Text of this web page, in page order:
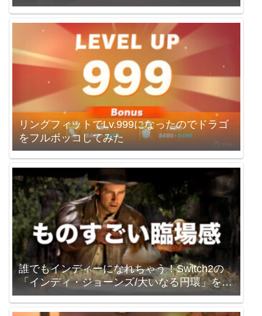
リングフィットでLv.999になったのでドラゴ
をフルボッコしてみた
誰でもインディーになれちゃう！Switch2の
「インディ・ジョーンズ/大いなる円環」を買
いました。